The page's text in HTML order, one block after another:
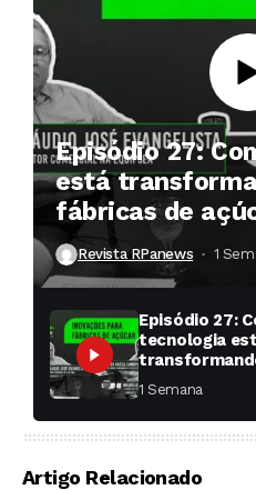
Episódio 27:
está
fábricas de
Revista RPanews 1
Episódio 27:
tecnologia
fábricas de
1 Semana ⁮
Artigo Relacionado